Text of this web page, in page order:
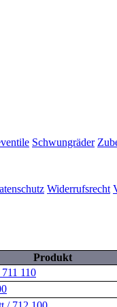
Schwungräder
Widerrufsrecht
Produkt
/ 711 110